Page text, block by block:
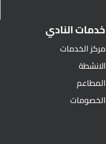
خدمات النادي
مركز الخدمات
الانشطة
المطاعم
الخصومات